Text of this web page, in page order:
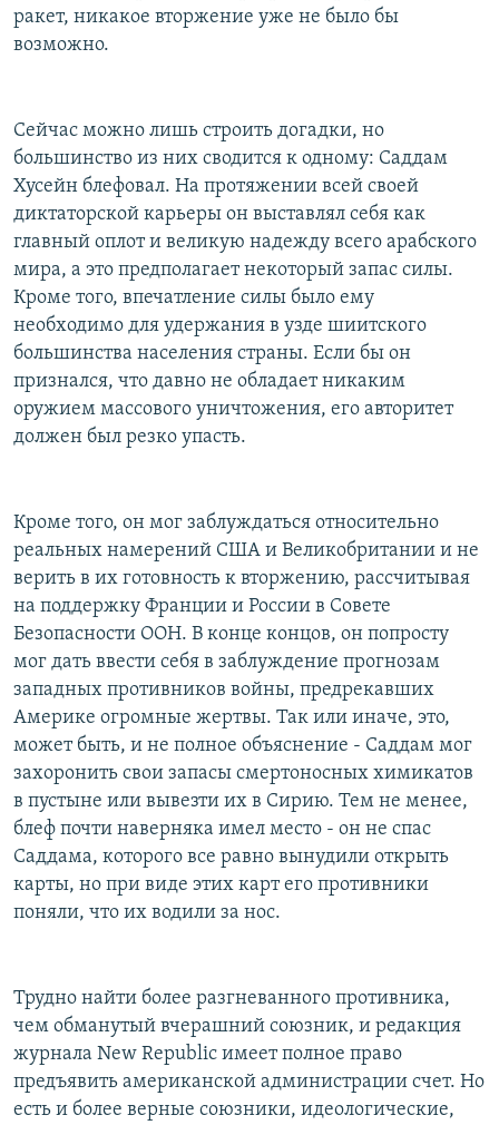
ракет, никакое вторжение уже не было бы
возможно.
Сейчас можно лишь строить догадки, но
большинство из них сводится к одному: Саддам
Хусейн блефовал. На протяжении всей своей
диктаторской карьеры он выставлял себя как
главный оплот и великую надежду всего арабского
мира, а это предполагает некоторый запас силы.
Кроме того, впечатление силы было ему
необходимо для удержания в узде шиитского
большинства населения страны. Если бы он
признался, что давно не обладает никаким
оружием массового уничтожения, его авторитет
должен был резко упасть.
Кроме того, он мог заблуждаться относительно
реальных намерений США и Великобритании и не
верить в их готовность к вторжению, рассчитывая
на поддержку Франции и России в Совете
Безопасности ООН. В конце концов, он попросту
мог дать ввести себя в заблуждение прогнозам
западных противников войны, предрекавших
Америке огромные жертвы. Так или иначе, это,
может быть, и не полное объяснение - Саддам мог
захоронить свои запасы смертоносных химикатов
в пустыне или вывезти их в Сирию. Тем не менее,
блеф почти наверняка имел место - он не спас
Саддама, которого все равно вынудили открыть
карты, но при виде этих карт его противники
поняли, что их водили за нос.
Трудно найти более разгневанного противника,
чем обманутый вчерашний союзник, и редакция
журнала New Republic имеет полное право
предъявить американской администрации счет. Но
есть и более верные союзники, идеологические,